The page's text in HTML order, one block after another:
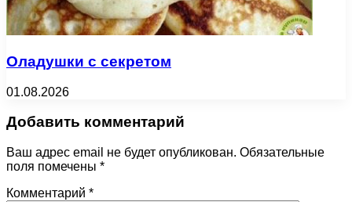
Оладушки с секретом
01.08.2026
Добавить комментарий
Ваш адрес email не будет опубликован. Обязательные
поля помечены *
Комментарий *